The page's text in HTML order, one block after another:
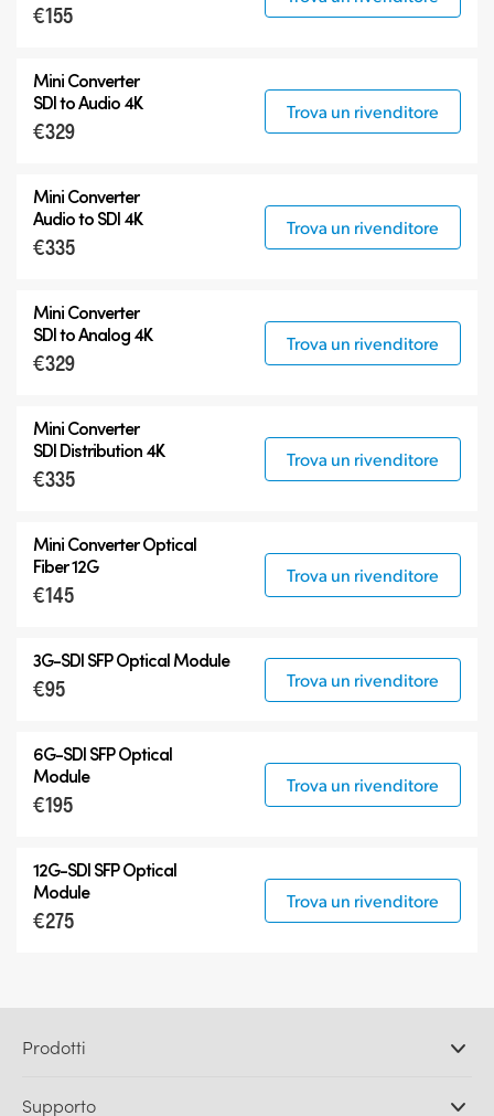
€155
Mini Converter
SDI to Audio 4K
€329
Trova un rivenditore
Mini Converter
Audio to SDI 4K
€335
Trova un rivenditore
Mini Converter
SDI to Analog 4K
€329
Trova un rivenditore
Mini Converter
SDI Distribution 4K
€335
Trova un rivenditore
Mini Converter Optical
Fiber 12G
€145
Trova un rivenditore
3G-SDI SFP Optical Module
€95 Trova un rivenditore
6G-SDI SFP Optical
Module
€195
Trova un rivenditore
12G-SDI SFP Optical
Module
€275
Trova un rivenditore
Prodotti
Supporto